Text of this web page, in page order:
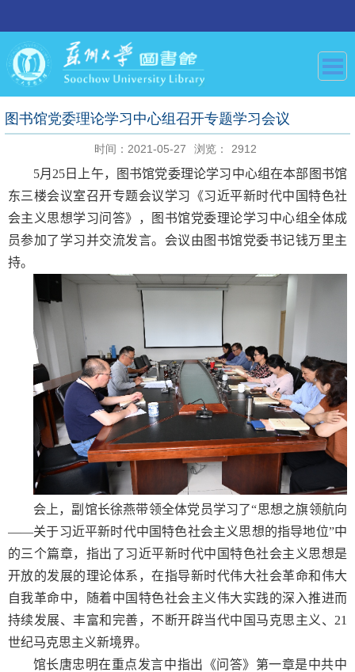
图书馆党委理论学习中心组召开专题学习会议
时间：2021-05-27 浏览： 2912
5月 25 日上午，图书馆党委理论学习中心组在本部图书馆
东三楼会议室召开专题会议学习《习近平新时代中国特色社
会主义思想学习问答》，图书馆党委理论学习中心组全体成
员参加了学习并交流发言。会议由图书馆党委书记钱万里主
持。
会上，副馆长徐燕带领全体党员学习了“思想之旗领航向
——关于习近平新时代中国特色社会主义思想的指导地位”中
的三个篇章，指出了习近平新时代中国特色社会主义思想是
开放的发展的理论体系，在指导新时代伟大社会革命和伟大
自我革命中，随着中国特色社会主义伟大实践的深入推进而
持续发展、丰富和完善，不断开辟当代中国马克思主义、 21
世纪马克思主义新境界。
馆长唐忠明在重点发言中指出《问答》第一章是中共中